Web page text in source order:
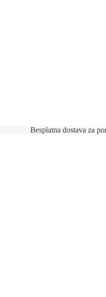
Besplatna dostava za